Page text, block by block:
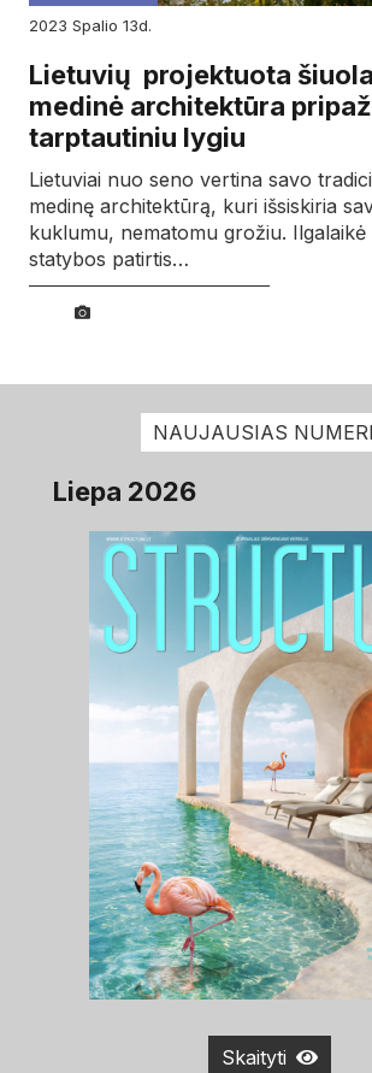
2023
spalio 13d.
Lietuvių projektuota
medinė architektūra
tarptautiniu lygiu
Lietuviai nuo seno vertina savo
medinę architektūrą, kuri išsiskiria
kuklumu, nematomu grožiu. Ilgalaikė
statybos patirtis…
NAUJAUSIAS
Liepa 2026
Skaityti